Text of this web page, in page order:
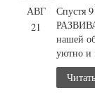
АВГ
21
Спустя
нашей
уютно и